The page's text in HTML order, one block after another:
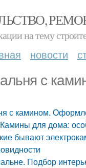
на тему
новости
с
с камином.
для дома:
бывают
Подбор